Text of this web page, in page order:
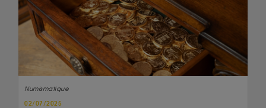
Numismatique
02/07/2025